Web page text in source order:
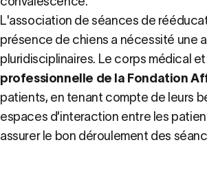
L'association de séances de
présence de chiens a nécessité une
pluridisciplinaires. Le corps médical
professionnelle de la Fondation
patients, en tenant compte de leurs
espaces d'interaction entre les
assurer le bon déroulement des